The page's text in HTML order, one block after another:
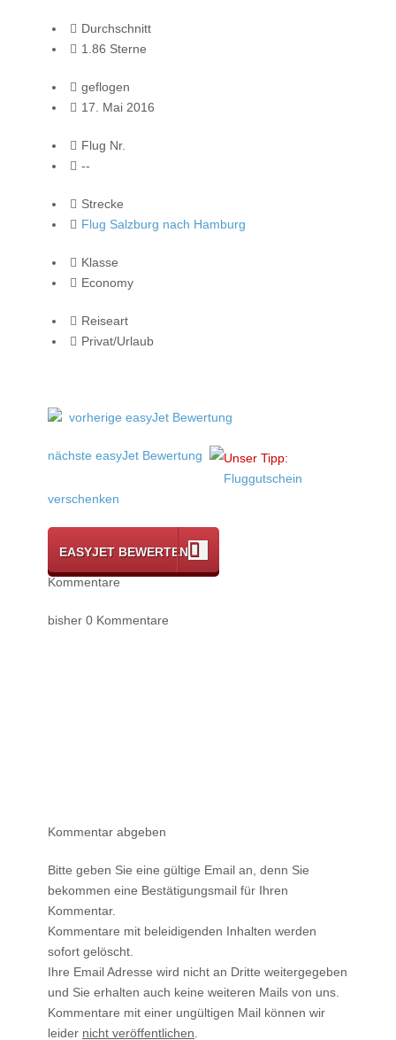
Durchschnitt
1.86 Sterne
geflogen
17. Mai 2016
Flug Nr.
--
Strecke
Flug Salzburg nach Hamburg
Klasse
Economy
Reiseart
Privat/Urlaub
vorherige easyJet Bewertung
nächste easyJet Bewertung
Unser Tipp:
Fluggutschein
verschenken
EASYJET BEWERTEN
Kommentare
bisher 0 Kommentare
Kommentar abgeben
Bitte geben Sie eine gültige Email an, denn Sie
bekommen eine Bestätigungsmail für Ihren
Kommentar.
Kommentare mit beleidigenden Inhalten werden
sofort gelöscht.
Ihre Email Adresse wird nicht an Dritte weitergegeben
und Sie erhalten auch keine weiteren Mails von uns.
Kommentare mit einer ungültigen Mail können wir
leider nicht veröffentlichen